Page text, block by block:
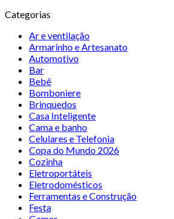
Categorias
Ar e ventilação
Armarinho e Artesanato
Automotivo
Bar
Bebê
Bomboniere
Brinquedos
Casa Inteligente
Cama e banho
Celulares e Telefonia
Copa do Mundo 2026
Cozinha
Eletroportáteis
Eletrodomésticos
Ferramentas e Construção
Festa